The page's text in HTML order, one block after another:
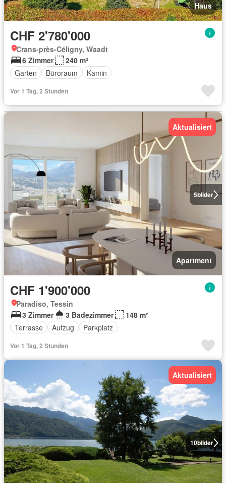
Haus
CHF 2'780'000
Crans-près-Céligny, Waadt
6 Zimmer
240 m²
Garten
Büroraum Kamin
Vor 1 Tag, 2 Stunden
5bilder
Aktualisiert
Apartment
CHF 1'900'000
Paradiso, Tessin
3 Zimmer
3 Badezimmer
148 m²
Terrasse
Aufzug Parkplatz
Vor 1 Tag, 2 Stunden
10bilder
Aktualisiert